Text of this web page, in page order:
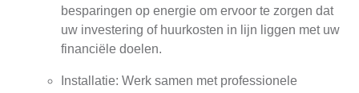
besparingen op energie om ervoor te zorgen dat
uw investering of huurkosten in lijn liggen met uw
financiële doelen.
Installatie: Werk samen met professionele